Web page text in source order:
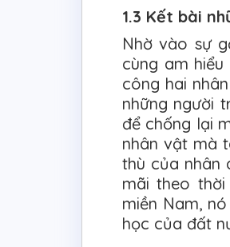
1.3 Kết bài
Nhờ vào sự
cùng am
công hai
những người
để chống lại
nhân vật mà
thù của nhân
mãi theo
miền Nam,
học của đất